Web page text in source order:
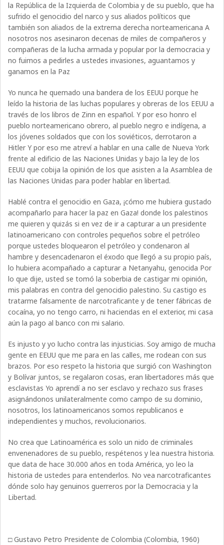
la República de la Izquierda de Colombia y de su pueblo, que ha
sufrido el genocidio del narco y sus aliados políticos que
también son aliados de la extrema derecha norteamericana A
nosotros nos asesinaron decenas de miles de compañeros y
compañeras de la lucha armada y popular por la democracia y
no fuimos a pedirles a ustedes invasiones, aguantamos y
ganamos en la Paz
Yo nunca he quemado una bandera de los EEUU porque he
leído la historia de las luchas populares y obreras de los EEUU a
través de los libros de Zinn en español. Y por eso honro el
pueblo norteamericano obrero, al pueblo negro e indígena, a
los jóvenes soldados que con los soviéticos, derrotaron a
Hitler Y por eso me atreví a hablar en una calle de Nueva York
frente al edificio de las Naciones Unidas y bajo la ley de los
EEUU que cobija la opinión de los que asisten a la Asamblea de
las Naciones Unidas para poder hablar en libertad.
Hablé contra el genocidio en Gaza, ¡cómo me hubiera gustado
acompañarlo para hacer la paz en Gaza! donde los palestinos
me quieren y quizás si en vez de ir a capturar a un presidente
latinoamericano con controles pequeños sobre el petróleo
porque ustedes bloquearon el petróleo y condenaron al
hambre y desencadenaron el éxodo que llegó a su propio país,
lo hubiera acompañado a capturar a Netanyahu, genocida Por
lo que dije, usted se tomó la soberbia de castigar mi opinión,
mis palabras en contra del genocidio palestino. Su castigo es
tratarme falsamente de narcotraficante y de tener fábricas de
cocaína, yo no tengo carro, ni haciendas en el exterior, mi casa
aún la pago al banco con mi salario.
Es injusto y yo lucho contra las injusticias. Soy amigo de mucha
gente en EEUU que me para en las calles, me rodean con sus
brazos. Por eso respeto la historia que surgió con Washington
y Bolívar juntos, se regalaron cosas, eran libertadores más que
esclavistas Yo aprendí a no ser esclavo y rechazo sus frases
asignándonos unilateralmente como campo de su dominio,
nosotros, los latinoamericanos somos republicanos e
independientes y muchos, revolucionarios.
No crea que Latinoamérica es solo un nido de criminales
envenenadores de su pueblo, respétenos y lea nuestra historia.
que data de hace 30.000 años en toda América, yo leo la
historia de ustedes para entenderlos. No vea narcotraficantes
dónde solo hay genuinos guerreros por la Democracia y la
Libertad.
□ Gustavo Petro Presidente de Colombia (Colombia, 1960)